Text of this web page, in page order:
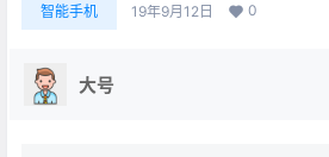
智能手机 19年9月12日 0
大号